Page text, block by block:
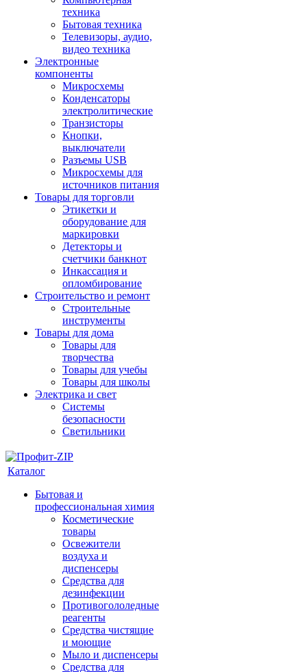
техника
Бытовая техника
Телевизоры, аудио,
видео техника
Электронные
компоненты
Микросхемы
Конденсаторы
электролитические
Транзисторы
Кнопки,
выключатели
Разъемы USB
Микросхемы для
источников питания
Товары для торговли
Этикетки и
оборудование для
маркировки
Детекторы и
счетчики банкнот
Инкассация и
опломбирование
Строительство и ремонт
Строительные
инструменты
Товары для дома
Товары для
творчества
Товары для учебы
Товары для школы
Электрика и свет
Системы
безопасности
Светильники
Каталог
Бытовая и
профессиональная химия
Косметические
товары
Освежители
воздуха и
диспенсеры
Средства для
дезинфекции
Противогололедные
реагенты
Средства чистящие
и моющие
Мыло и диспенсеры
Средства для